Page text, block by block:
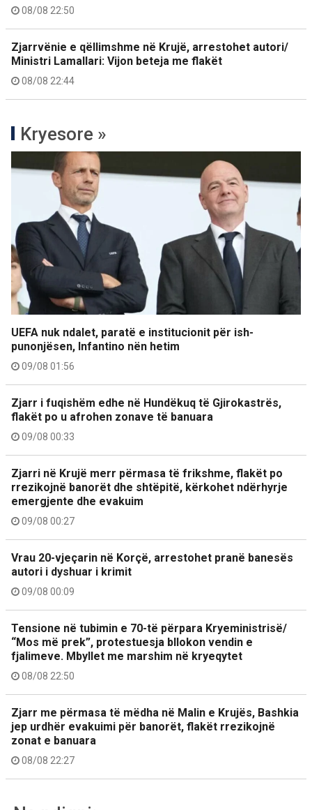
08/08 22:50
Zjarrvënie e qëllimshme në Krujë, arrestohet autori/
Ministri Lamallari: Vijon beteja me flakët
08/08 22:44
Kryesore »
UEFA nuk ndalet, paratë e institucionit për ish-
punonjësen, Infantino nën hetim
09/08 01:56
Zjarr i fuqishëm edhe në Hundëkuq të Gjirokastrës,
flakët po u afrohen zonave të banuara
09/08 00:33
Zjarri në Krujë merr përmasa të frikshme, flakët po
rrezikojnë banorët dhe shtëpitë, kërkohet ndërhyrje
emergjente dhe evakuim
09/08 00:27
Vrau 20-vjeçarin në Korçë, arrestohet pranë banesës
autori i dyshuar i krimit
09/08 00:09
Tensione në tubimin e 70-të përpara Kryeministrisë/
“Mos më prek”, protestuesja bllokon vendin e
fjalimeve. Mbyllet me marshim në kryeqytet
08/08 22:50
Zjarr me përmasa të mëdha në Malin e Krujës, Bashkia
jep urdhër evakuimi për banorët, flakët rrezikojnë
zonat e banuara
08/08 22:27